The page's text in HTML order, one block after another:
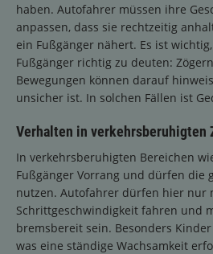
haben. Autofahrer müssen ihre
anpassen, dass sie rechtzeitig
ein Fußgänger nähert. Es ist
Fußgänger richtig zu deuten:
Bewegungen können darauf
unsicher ist. In solchen Fällen ist
Verhalten in verkehrsberuhigten
In verkehrsberuhigten Bereichen
Fußgänger Vorrang und dürfen die
nutzen. Autofahrer dürfen hier nur
Schrittgeschwindigkeit fahren und
bremsbereit sein. Besonders
was eine ständige Wachsamkeit